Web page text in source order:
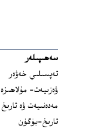
سەھىپىلەر
تەپسىلىي خەۋەر
ۋەزىيەت- مۇلاھىزە
مەدەنىيەت ۋە تارىخ
تارىخ-بۈگۈن